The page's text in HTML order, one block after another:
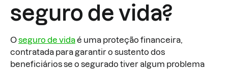
seguro de vida?
Oseguro de vidaé uma proteção financeira,
contratada para garantir o sustento dos
beneficiários se o segurado tiver algum problema